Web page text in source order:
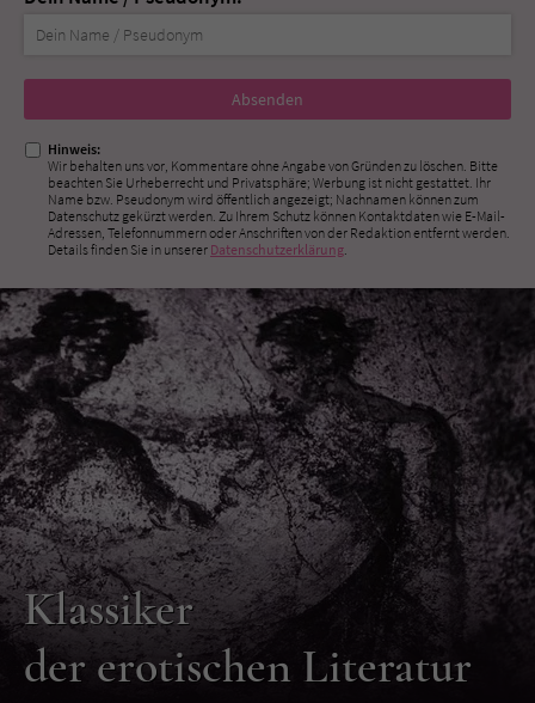
Nicht
ausfüllen!
Hinweis:
Wir behalten uns vor, Kommentare ohne Angabe von Gründen zu löschen. Bitte
beachten Sie Urheberrecht und Privatsphäre; Werbung ist nicht gestattet. Ihr
Name bzw. Pseudonym wird öffentlich angezeigt; Nachnamen können zum
Datenschutz gekürzt werden. Zu Ihrem Schutz können Kontaktdaten wie E-Mail-
Adressen, Telefonnummern oder Anschriften von der Redaktion entfernt werden.
Details finden Sie in unserer Datenschutzerklärung.
Klassiker
der erotischen Literatur